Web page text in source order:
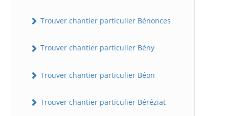
Trouver chantier particulier Bénonces
Trouver chantier particulier Bény
Trouver chantier particulier Béon
Trouver chantier particulier Béréziat